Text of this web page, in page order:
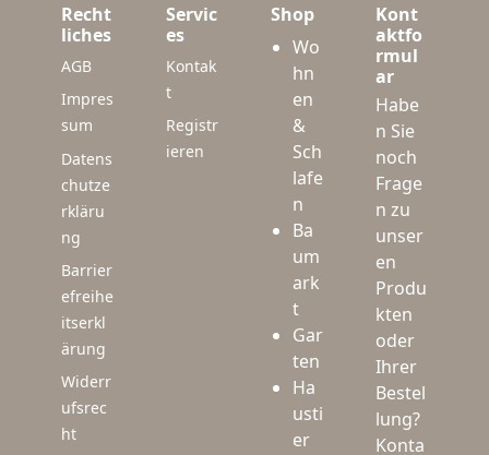
Recht
liches
AGB
Impres
sum
Datens
chutze
rkläru
ng
Barrier
efreihe
itserkl
ärung
Widerr
ufsrec
ht
Servic
es
Kontak
t
Registr
ieren
Shop
Wo
hn
en
&
Sch
lafe
n
Ba
um
ark
t
Gar
ten
Ha
usti
er
Kont
aktfo
rmul
ar
Habe
n Sie
noch
Frage
n zu
unser
en
Produ
kten
oder
Ihrer
Bestel
lung?
Konta